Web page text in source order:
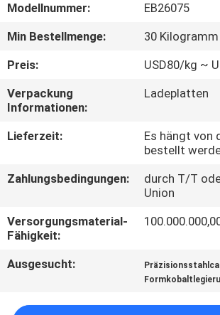
FABRIK-
AUSFLUG
QUALITÄTSKONTROLLE
TRETEN
MIT
IN
VERBINDUNG
Modellnummer:
EB26075
Min Bestellmenge:
30 Kilogramm
Preis:
USD80/kg ~
Verpackung
Informationen:
Ladeplatten
Lieferzeit:
Es hängt von
bestellt
Zahlungsbedingungen:
durch T/T
Union
Versorgungsmaterial-
Fähigkeit:
Ausgesucht: